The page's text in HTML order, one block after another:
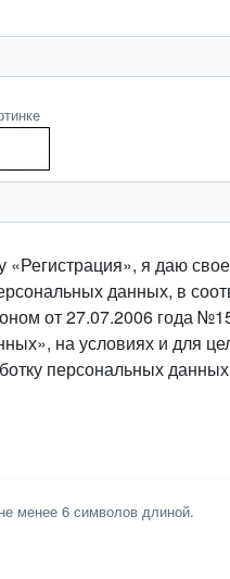
«Регистрация», я даю
данных, в
от 27.07.2006 года
на условиях и для
персональных данных
менее 6 символов длиной.